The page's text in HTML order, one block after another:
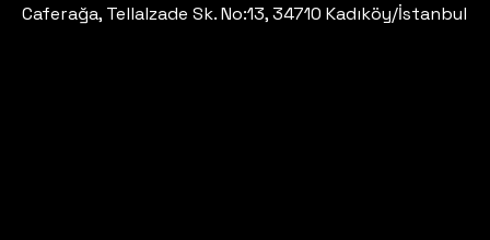
Caferağa, Tellalzade Sk. No:13, 34710 Kadıköy/İstanbul